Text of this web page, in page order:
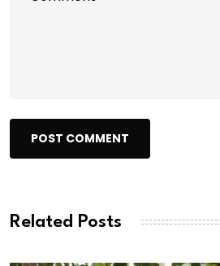
POST COMMENT
Related Posts